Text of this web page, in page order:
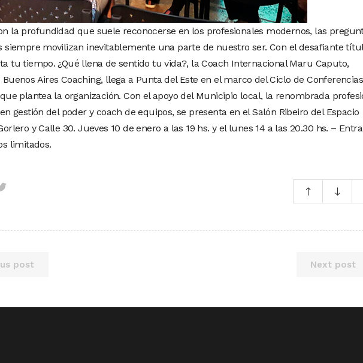
la profundidad que suele reconocerse en los profesionales modernos, las
siempre movilizan inevitablemente una parte de nuestro ser. Con el desafiante
tu tiempo. ¿Qué llena de sentido tu vida?, la Coach Internacional Maru Caputo,
Aires Coaching, llega a Punta del Este en el marco del Ciclo de Conferencias
plantea la organización. Con el apoyo del Municipio local, la renombrada
gestión del poder y coach de equipos, se presenta en el Salón Ribeiro del Espacio
y Calle 30. Jueves 10 de enero a las 19 hs. y el lunes 14 a las 20.30 hs. –
limitados.
post Next post